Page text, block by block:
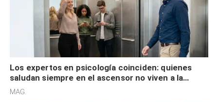
Los expertos en psicología coinciden: quienes
saludan siempre en el ascensor no viven a la
defensiva y tienen apertura social
MAG.